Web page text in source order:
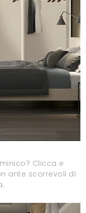
Clicca e
ante scorrevoli di